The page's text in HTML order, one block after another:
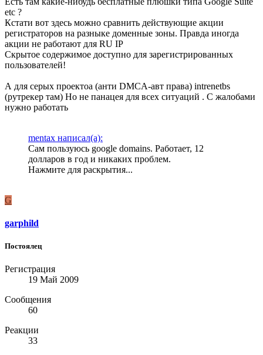
etc ?
Кстати вот здесь можно сравнить действующие акции
регистраторов на разныке доменные зоны. Правда иногда
акции не работают для RU IP
Скрытое содержимое доступно для зарегистрированных
пользователей!
А для серых проектоа (анти DMCA-авт права) intrenetbs
(рутрекер там) Но не панацея для всех ситуаций . С жалобами
нужно работать
mentax написал(а):
Сам пользуюсь google domains. Работает, 12
долларов в год и никаких проблем.
Нажмите для раскрытия...
G
garphild
Постоялец
Регистрация
19 Май 2009
Сообщения
60
Реакции
33